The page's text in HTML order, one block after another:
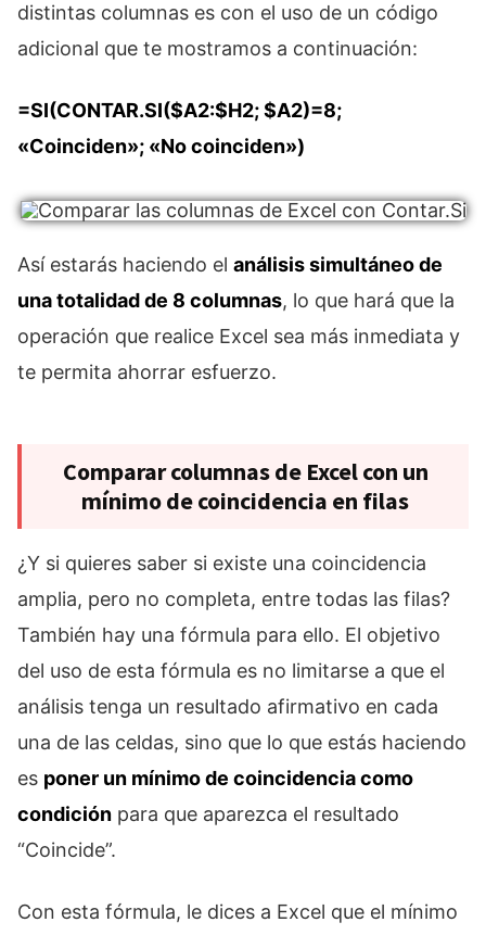
distintas columnas es con el uso de un código
adicional que te mostramos a continuación:
=SI(CONTAR.SI($A2:$H2; $A2)=8;
«Coinciden»; «No coinciden»)
Así estarás haciendo el análisis simultáneo de
una totalidad de 8 columnas, lo que hará que la
operación que realice Excel sea más inmediata y
te permita ahorrar esfuerzo.
Comparar columnas de Excel con un
mínimo de coincidencia en filas
¿Y si quieres saber si existe una coincidencia
amplia, pero no completa, entre todas las filas?
También hay una fórmula para ello. El objetivo
del uso de esta fórmula es no limitarse a que el
análisis tenga un resultado afirmativo en cada
una de las celdas, sino que lo que estás haciendo
es poner un mínimo de coincidencia como
condición para que aparezca el resultado
“Coincide”.
Con esta fórmula, le dices a Excel que el mínimo